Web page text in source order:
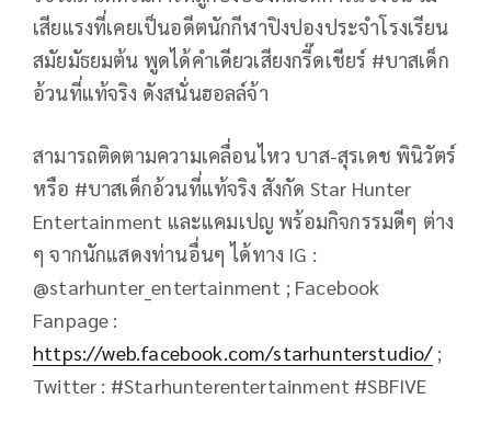
เสียแรงที่เคยเป็นอดีตนักกีฬาปิงปองประจำโรงเรียน
สมัยมัธยมต้น พูดได้คำเดียวเสียงกรี๊ดเชียร์ #บาสเด็ก
อ้วนที่แท้จริง ดังสนั่นฮอลล์จ้า
สามารถติดตามความเคลื่อนไหว บาส-สุรเดช พินิวัตร์
หรือ #บาสเด็กอ้วนที่แท้จริง สังกัด Star Hunter
Entertainment และแคมเปญ พร้อมกิจกรรมดีๆ ต่าง
ๆ จากนักแสดงท่านอื่นๆ ได้ทาง IG :
@starhunter_entertainment ; Facebook
Fanpage :
https://web.facebook.com/starhunterstudio/;
Twitter : #Starhunterentertainment #SBFIVE